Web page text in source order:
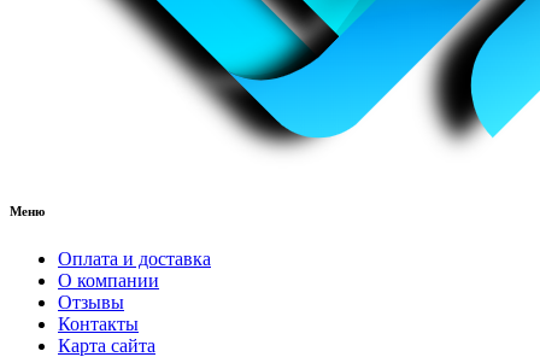
Меню
Оплата и доставка
О компании
Отзывы
Контакты
Карта сайта